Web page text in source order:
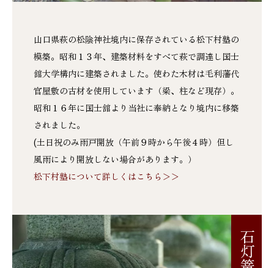
山口県萩の松陰神社境内に保存されている松下村塾の
模築。昭和１３年、建築材料をすべて萩で調達し国士
舘大学構内に建築されました。使わた木材は毛利藩代
官屋敷の古材を使用しています（梁、柱など現存）。
昭和１６年に国士舘より当社に奉納となり境内に移築
されました。
(土日祝のみ雨戸開放（午前９時から午後４時）但し
風雨により開放しない場合があります。）
松下村塾について詳しくはこちら＞＞
石灯篭